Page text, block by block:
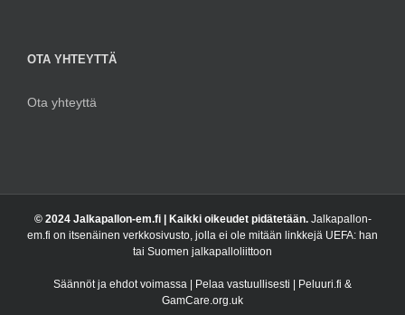
OTA YHTEYTTÄ
Ota yhteyttä
© 2024 Jalkapallon-em.fi | Kaikki oikeudet pidätetään.Jalkapallon-
em.fi on itsenäinen verkkosivusto, jolla ei ole mitään linkkejä UEFA: han
tai Suomen jalkapalloliittoon
Säännöt ja ehdot voimassa | Pelaa vastuullisesti | Peluuri.fi &
GamCare.org.uk